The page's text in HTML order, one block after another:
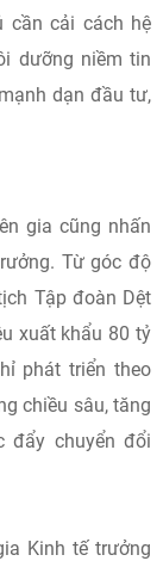
cần cải cách hệ
dưỡng niềm tin
dạn đầu tư,
gia cũng nhấn
Từ góc độ
Tập đoàn Dệt
xuất khẩu 80 tỷ
phát triển theo
chiều sâu, tăng
đẩy chuyển đổi
Kinh tế trưởng